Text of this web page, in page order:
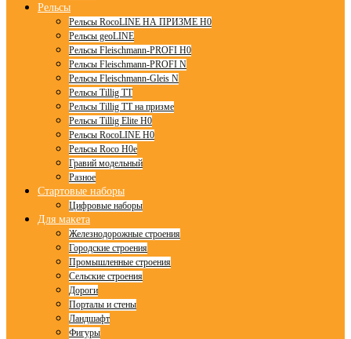
Рельсы
Рельсы RocoLINE НА ПРИЗМЕ H0
Рельсы geoLINE
Рельсы Fleischmann-PROFI H0
Рельсы Fleischmann-PROFI N
Рельсы Fleischmann-Gleis N
Рельсы Tillig TT
Рельсы Tillig TT на призме
Рельсы Tillig Elite H0
Рельсы RocoLINE H0
Рельсы Roco H0e
Гравий модельный
Разное
Стартовые наборы
Цифровые наборы
Для макета
Железнодорожные строения
Городские строения
Промышленные строения
Сельские строения
Дороги
Порталы и стены
Ландшафт
Фигуры